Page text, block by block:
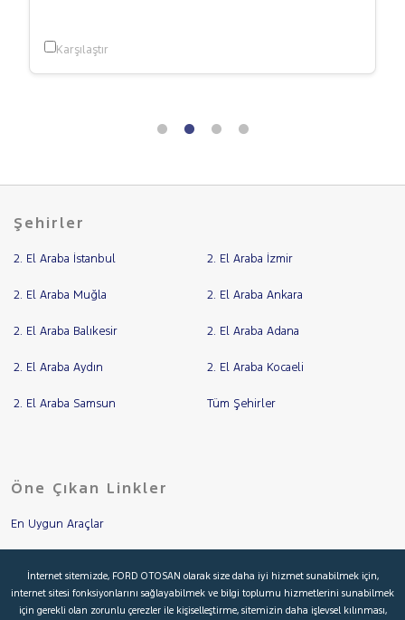
Karşılaştır
Şehirler
2. El Araba İstanbul 2. El Araba İzmir
2. El Araba Muğla 2. El Araba Ankara
2. El Araba Balıkesir 2. El Araba Adana
2. El Araba Aydın 2. El Araba Kocaeli
2. El Araba Samsun Tüm Şehirler
Öne Çıkan Linkler
En Uygun Araçlar
İkinci El Garanti
İnternet sitemizde, FORD OTOSAN olarak size daha iyi hizmet sunabilmek için,
internet sitesi fonksiyonlarını sağlayabilmek ve bilgi toplumu hizmetlerini sunabilmek
için gerekli olan zorunlu çerezler ile kişiselleştirme, sitemizin daha işlevsel kılınması,